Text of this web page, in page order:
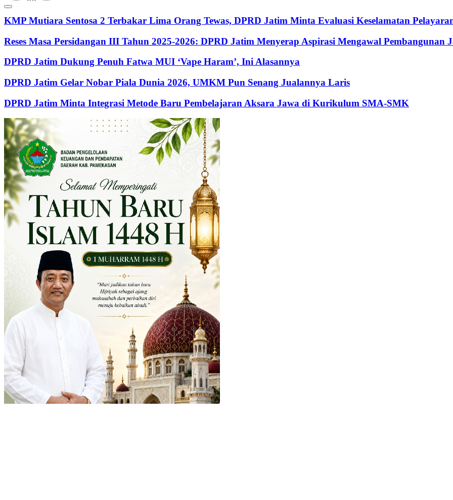
KMP Mutiara Sentosa 2 Terbakar Lima Orang Tewas, DPRD Jatim Minta Evaluasi Keselamatan
Reses Masa Persidangan III Tahun 2025-2026: DPRD Jatim Menyerap Aspirasi Mengawal Pembangunan
DPRD Jatim Dukung Penuh Fatwa MUI ‘Vape Haram’, Ini Alasannya
DPRD Jatim Gelar Nobar Piala Dunia 2026, UMKM Pun Senang Jualannya Laris
DPRD Jatim Minta Integrasi Metode Baru Pembelajaran Aksara Jawa di Kurikulum SMA-SMK